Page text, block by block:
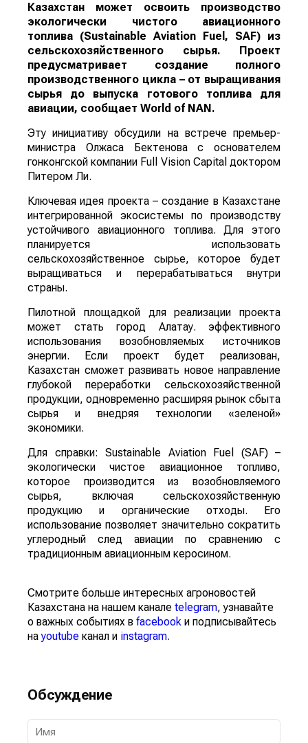
Казахстан может освоить производство
экологически чистого авиационного
топлива (Sustainable Aviation Fuel, SAF) из
сельскохозяйственного сырья. Проект
предусматривает создание полного
производственного цикла – от выращивания
сырья до выпуска готового топлива для
авиации, сообщает World of NAN.
Эту инициативу обсудили на встрече премьер-
министра Олжаса Бектенова с основателем
гонконгской компании Full Vision Capital доктором
Питером Ли.
Ключевая идея проекта – создание в Казахстане
интегрированной экосистемы по производству
устойчивого авиационного топлива. Для этого
планируется использовать
сельскохозяйственное сырье, которое будет
выращиваться и перерабатываться внутри
страны.
Пилотной площадкой для реализации проекта
может стать город Алатау. эффективного
использования возобновляемых источников
энергии. Если проект будет реализован,
Казахстан сможет развивать новое направление
глубокой переработки сельскохозяйственной
продукции, одновременно расширяя рынок сбыта
сырья и внедряя технологии «зеленой»
экономики.
Для справки: Sustainable Aviation Fuel (SAF) –
экологически чистое авиационное топливо,
которое производится из возобновляемого
сырья, включая сельскохозяйственную
продукцию и органические отходы. Его
использование позволяет значительно сократить
углеродный след авиации по сравнению с
традиционным авиационным керосином.
Смотрите больше интересных агроновостей
Казахстана на нашем канале telegram, узнавайте
о важных событиях в facebook и подписывайтесь
наyoutube канал и instagram.
Обсуждение